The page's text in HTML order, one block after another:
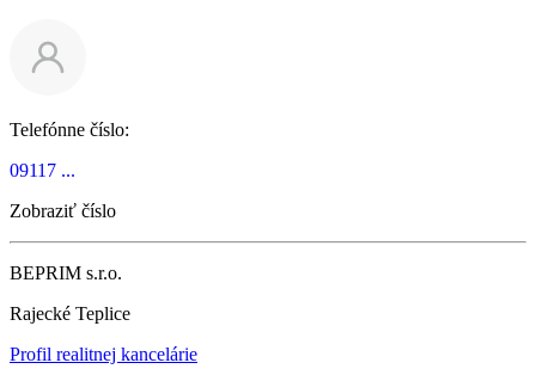
Telefónne číslo:
09117 ...
Zobraziť číslo
BEPRIM s.r.o.
Rajecké Teplice
Profil realitnej kancelárie